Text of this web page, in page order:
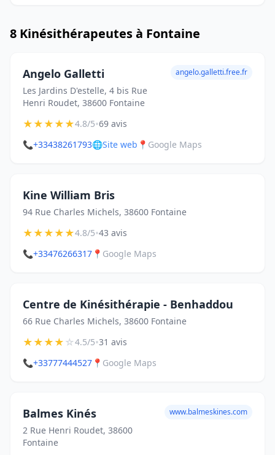
8 Kinésithérapeutes à Fontaine
Angelo Galletti
Les Jardins D'estelle, 4 bis Rue
Henri Roudet, 38600 Fontaine
angelo.galletti.free.fr
★★★★★4.8/5•69 avis
📞+33438261793🌐Site web 📍 Google Maps
Kine William Bris
94 Rue Charles Michels, 38600 Fontaine
★★★★★4.8/5•43 avis
📞+33476266317 📍 Google Maps
Centre de Kinésithérapie - Benhaddou
66 Rue Charles Michels, 38600 Fontaine
★★★★☆4.5/5•31 avis
📞+33777444527 📍 Google Maps
Balmes Kinés
2 Rue Henri Roudet, 38600
Fontaine
www.balmeskines.com